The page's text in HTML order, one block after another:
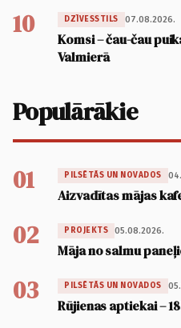
10 DZĪVESSTILS 07.08.2026.
Komsi – čau-čau
Valmierā
Populārākie
01 PILSĒTĀS UN NOVADOS
Aizvadītas mājas
02 PROJEKTS 05.08.2026.
Māja no salmu
03 PILSĒTĀS UN NOVADOS
Rūjienas aptiekai –